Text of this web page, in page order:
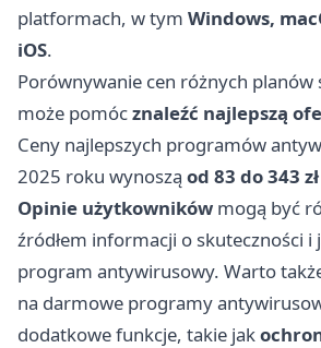
platformach, w tym Windows,
iOS.
Porównywanie cen różnych
może pomócznaleźć najlepszą
Ceny najlepszych programów
2025 roku wynoszą od 83 do 343
Opinie użytkowników mogą być
źródłem informacji o skuteczności i
program antywirusowy. Warto
na darmowe programy
dodatkowe funkcje, takie jak